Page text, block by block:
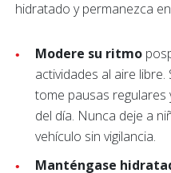
hidratado y permanezca
Modere su ritmo
actividades al aire
tome pausas regulares
del día. Nunca deje a
vehículo sin vigilancia.
Manténgase